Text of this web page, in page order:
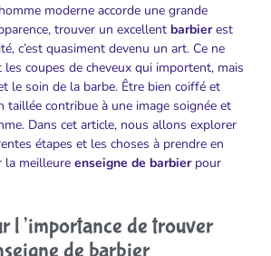
moderne accorde une grande
trouver un excellent barbierest
c’est quasiment devenu un art. Ce ne
coupes de cheveux qui importent, mais
le soin de la barbe. Être bien coiffé et
taillée contribue à une image soignée et
Dans cet article, nous allons explorer
étapes et les choses à prendre en
la meilleure enseigne de barbierpour
l’importance de trouver